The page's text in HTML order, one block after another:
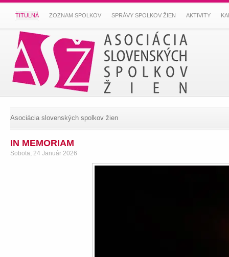
TITULNÁ ZOZNAM SPOLKOV SPRÁVY SPOLKOV ŽIEN AKTIVITY
Asociácia slovenských spolkov žien
IN MEMORIAM
Sobota, 24 Január 2026